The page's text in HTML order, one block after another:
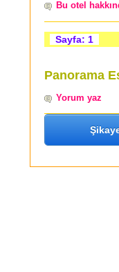
Bu otel
Sayfa: 1
Panorama
Yorum yaz